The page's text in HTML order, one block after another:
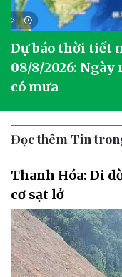
Dự báo thời tiết
08/8/2026: Ngày
có mưa
Đọc thêm Tin
Thanh Hóa: Di
cơ sạt lở